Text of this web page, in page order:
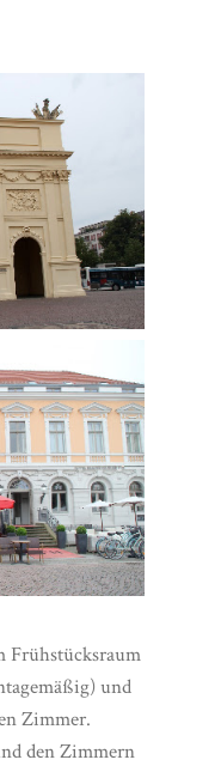
Frühstücksraum
und
Zimmer.
den Zimmern